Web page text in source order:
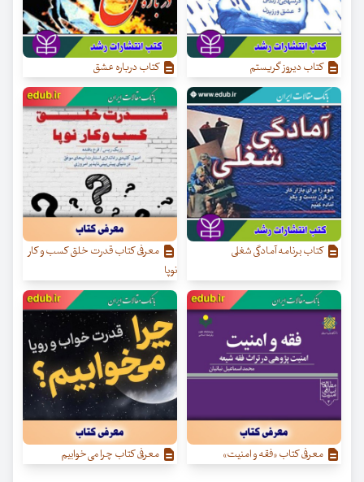
کتاب دیروز گریستم کتاب درباره عشق
کتاب برنامه آمادگی شغلی
معرفی کتاب قدرت خلق کسب‌ و کار
نوپا
معرفی کتاب «فقه و امنیت» معرفی کتاب چرا می‌خوابیم